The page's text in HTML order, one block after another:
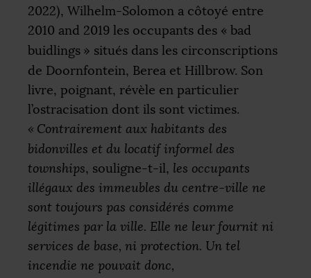
2022), Wilhelm-Solomon a côtoyé entre
2010 and 2019 les occupants des « bad
buidlings » situés dans les circonscriptions
de Doornfontein, Berea et Hillbrow. Son
livre, poignant, révèle en particulier
l’ostracisation dont ils sont victimes.
« Contrairement aux habitants des
bidonvilles et du locatif informel des
townships, souligne-t-il, les occupants
illégaux des immeubles du centre-ville ne
sont toujours pas considérés comme
légitimes par la ville. Elle ne leur fournit ni
services de base, ni protection. Un tel
incendie ne pouvait donc,